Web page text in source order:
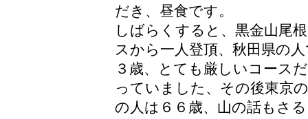
だき、昼食です。
しばらくすると、黒金山尾
スから一人登頂、秋田県の
３歳、とても厳しいコース
っていました、その後東京
の人は６６歳、山の話もさ